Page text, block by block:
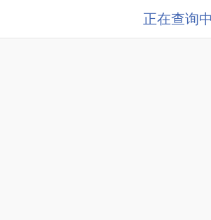
正在查询中